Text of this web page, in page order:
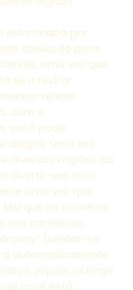
esta acaba por
desilusão para
uma vez que
se a revirar
abicar
com o
você pode
alegrar uma vez
diversas regiões do
divertir-ser com
uma vez que
os números
sua cartela ou
(sentar-se
automaticamente
Aquele achega
você está